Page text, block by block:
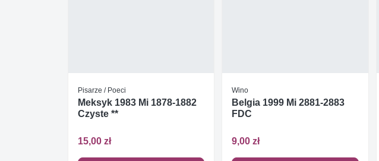
Pisarze / Poeci
Meksyk 1983 Mi 1878-1882
Czyste **
15,00 zł
Wino
Belgia 1999 Mi 2881-2883
FDC
9,00 zł